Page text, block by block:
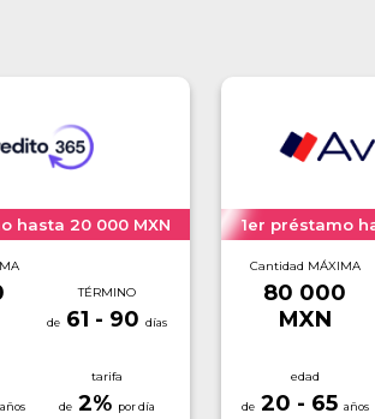
hasta 20 000 MXN
TÉRMINO
61 - 90
tarifa
2%
1er préstamo
Cantidad MÁXIMA
80 000
MXN
edad
20 - 65